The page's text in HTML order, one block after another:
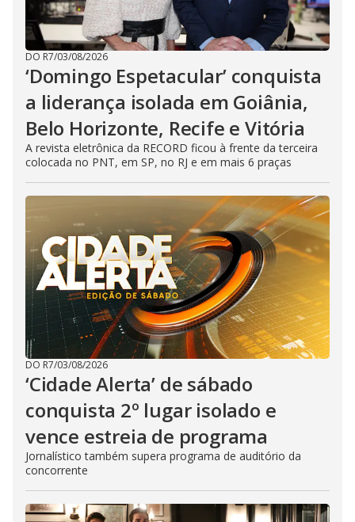
DO R7/03/08/2026
‘Domingo Espetacular’ conquista
a liderança isolada em Goiânia,
Belo Horizonte, Recife e Vitória
A revista eletrônica da RECORD ficou à frente da terceira
colocada no PNT, em SP, no RJ e em mais 6 praças
DO R7/03/08/2026
‘Cidade Alerta’ de sábado
conquista 2º lugar isolado e
vence estreia de programa
Jornalístico também supera programa de auditório da
concorrente